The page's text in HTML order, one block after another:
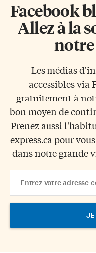
Facebook
Allez à la
Les médias
accessibles via
gratuitement à
bon moyen de
Prenez aussi
express.ca pour
dans notre grande
Address